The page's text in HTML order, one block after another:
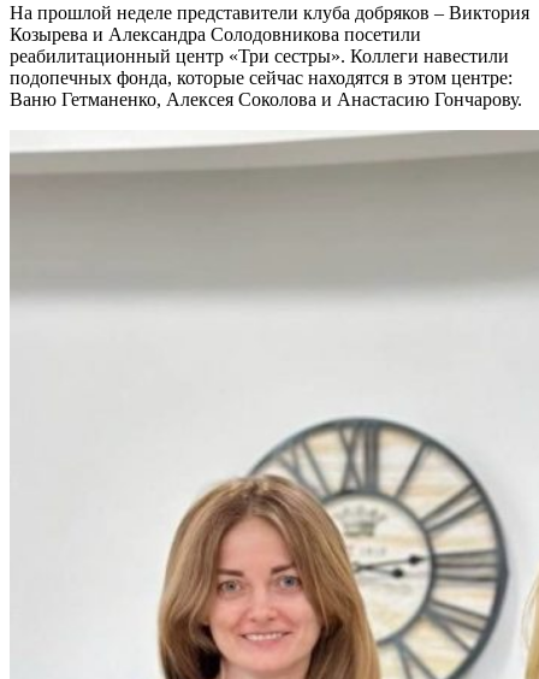
На прошлой неделе представители клуба добряков – Виктория
Козырева и Александра Солодовникова посетили
реабилитационный центр «Три сестры». Коллеги навестили
подопечных фонда, которые сейчас находятся в этом центре:
Ваню Гетманенко, Алексея Соколова и Анастасию Гончарову.